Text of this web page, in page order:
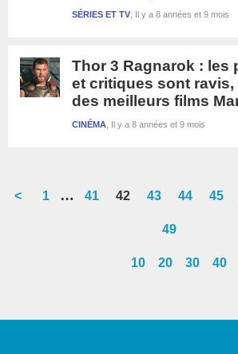
Il y a 8 années et 9 mois
SÉRIES ET TV
Thor 3 Ragnarok : les
et critiques sont ravis,
des meilleurs films
Il y a 8 années et 9 mois
CINÉMA
<
Go
1
Interim
…
Go
41
Go
42
Go
page
43
Go
44
Go
45
Go
page
49
10 20 30 40
latérale